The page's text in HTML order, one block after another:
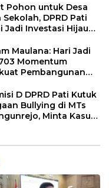
Pohon untuk Desa
Sekolah, DPRD Pati
Jadi Investasi Hijau
Maulana: Hari Jadi
Momentum
Pembangunan
Pati
D DPRD Pati Kutuk
Bullying di MTs
Minta Kasus